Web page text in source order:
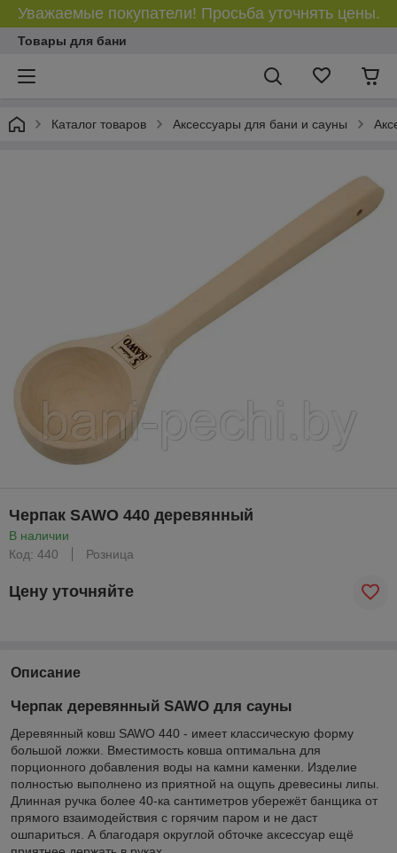
Уважаемые покупатели! Просьба уточнять цены.
Товары для бани
Каталог товаров Аксессуары для бани и сауны
Черпак SAWO 440 деревянный
В наличии
Код: 440
Розница
Цену уточняйте
Описание
Черпак деревянный SAWO для сауны
Деревянный ковш SAWO 440 - имеет классическую форму
большой ложки. Вместимость ковша оптимальна для
порционного добавления воды на камни каменки. Изделие
полностью выполнено из приятной на ощупь древесины липы.
Длинная ручка более 40-ка сантиметров убережёт банщика от
прямого взаимодействия с горячим паром и не даст
ошпариться. А благодаря округлой обточке аксессуар ещё